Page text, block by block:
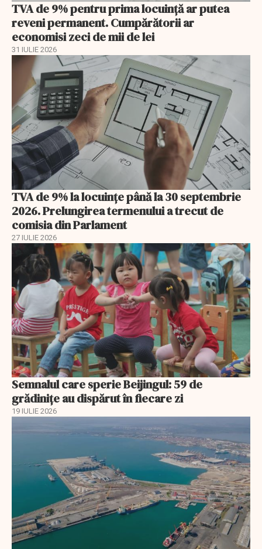
TVA de 9% pentru prima locuință ar putea
reveni permanent. Cumpărătorii ar
economisi zeci de mii de lei
31 IULIE 2026
TVA de 9% la locuințe până la 30 septembrie
2026. Prelungirea termenului a trecut de
comisia din Parlament
27 IULIE 2026
Semnalul care sperie Beijingul: 59 de
grădinițe au dispărut în fiecare zi
19 IULIE 2026